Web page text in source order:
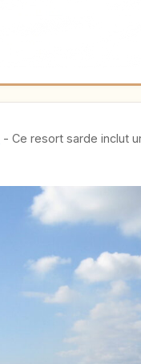
- Ce resort sarde inclut